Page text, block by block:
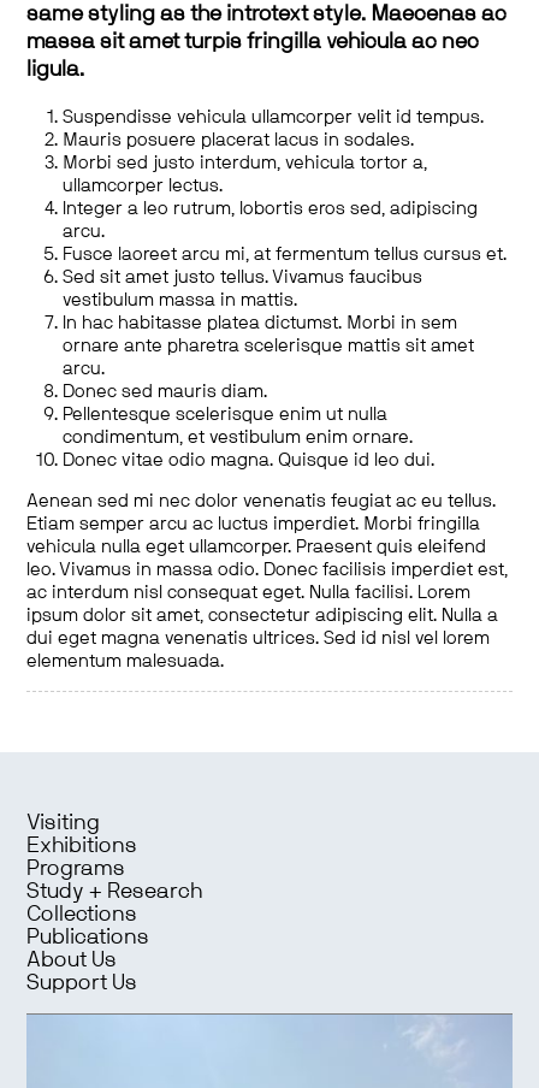
same styling as the introtext style. Maecenas ac
massa sit amet turpis fringilla vehicula ac nec
ligula.
Suspendisse vehicula ullamcorper velit id tempus.
Mauris posuere placerat lacus in sodales.
Morbi sed justo interdum, vehicula tortor a,
ullamcorper lectus.
Integer a leo rutrum, lobortis eros sed, adipiscing
arcu.
Fusce laoreet arcu mi, at fermentum tellus cursus et.
Sed sit amet justo tellus. Vivamus faucibus
vestibulum massa in mattis.
In hac habitasse platea dictumst. Morbi in sem
ornare ante pharetra scelerisque mattis sit amet
arcu.
Donec sed mauris diam.
Pellentesque scelerisque enim ut nulla
condimentum, et vestibulum enim ornare.
Donec vitae odio magna. Quisque id leo dui.
Aenean sed mi nec dolor venenatis feugiat ac eu tellus.
Etiam semper arcu ac luctus imperdiet. Morbi fringilla
vehicula nulla eget ullamcorper. Praesent quis eleifend
leo. Vivamus in massa odio. Donec facilisis imperdiet est,
ac interdum nisl consequat eget. Nulla facilisi. Lorem
ipsum dolor sit amet, consectetur adipiscing elit. Nulla a
dui eget magna venenatis ultrices. Sed id nisl vel lorem
elementum malesuada.
Visiting
Exhibitions
Programs
Study + Research
Collections
Publications
About Us
Support Us